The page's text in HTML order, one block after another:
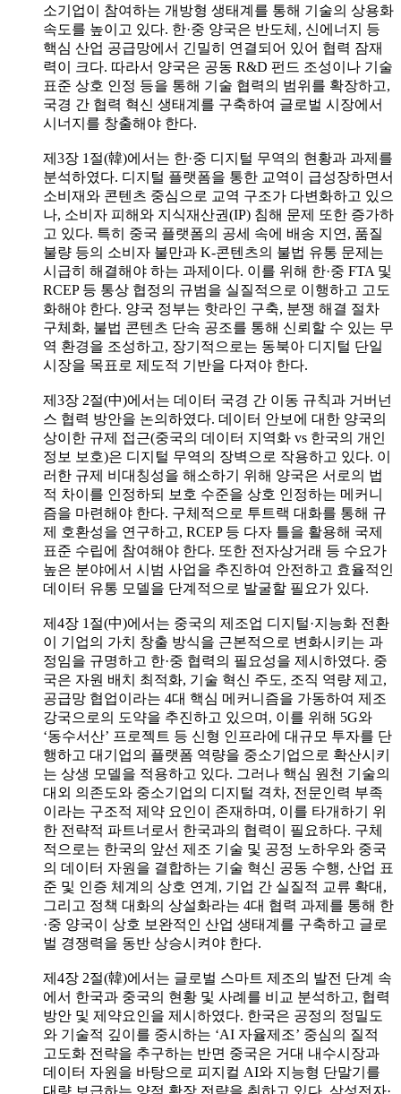
소기업이 참여하는 개방형 생태계를 통해 기술의 상용화
속도를 높이고 있다. 한·중 양국은 반도체, 신에너지 등
핵심 산업 공급망에서 긴밀히 연결되어 있어 협력 잠재
력이 크다. 따라서 양국은 공동 R&D 펀드 조성이나 기술
표준 상호 인정 등을 통해 기술 협력의 범위를 확장하고,
국경 간 협력 혁신 생태계를 구축하여 글로벌 시장에서
시너지를 창출해야 한다.
제3장 1절(韓)에서는 한·중 디지털 무역의 현황과 과제를
분석하였다. 디지털 플랫폼을 통한 교역이 급성장하면서
소비재와 콘텐츠 중심으로 교역 구조가 다변화하고 있으
나, 소비자 피해와 지식재산권(IP) 침해 문제 또한 증가하
고 있다. 특히 중국 플랫폼의 공세 속에 배송 지연, 품질
불량 등의 소비자 불만과 K-콘텐츠의 불법 유통 문제는
시급히 해결해야 하는 과제이다. 이를 위해 한·중 FTA 및
RCEP 등 통상 협정의 규범을 실질적으로 이행하고 고도
화해야 한다. 양국 정부는 핫라인 구축, 분쟁 해결 절차
구체화, 불법 콘텐츠 단속 공조를 통해 신뢰할 수 있는 무
역 환경을 조성하고, 장기적으로는 동북아 디지털 단일
시장을 목표로 제도적 기반을 다져야 한다.
제3장 2절(中)에서는 데이터 국경 간 이동 규칙과 거버넌
스 협력 방안을 논의하였다. 데이터 안보에 대한 양국의
상이한 규제 접근(중국의 데이터 지역화 vs 한국의 개인
정보 보호)은 디지털 무역의 장벽으로 작용하고 있다. 이
러한 규제 비대칭성을 해소하기 위해 양국은 서로의 법
적 차이를 인정하되 보호 수준을 상호 인정하는 메커니
즘을 마련해야 한다. 구체적으로 투트랙 대화를 통해 규
제 호환성을 연구하고, RCEP 등 다자 틀을 활용해 국제
표준 수립에 참여해야 한다. 또한 전자상거래 등 수요가
높은 분야에서 시범 사업을 추진하여 안전하고 효율적인
데이터 유통 모델을 단계적으로 발굴할 필요가 있다.
제4장 1절(中)에서는 중국의 제조업 디지털·지능화 전환
이 기업의 가치 창출 방식을 근본적으로 변화시키는 과
정임을 규명하고 한·중 협력의 필요성을 제시하였다. 중
국은 자원 배치 최적화, 기술 혁신 주도, 조직 역량 제고,
공급망 협업이라는 4대 핵심 메커니즘을 가동하여 제조
강국으로의 도약을 추진하고 있으며, 이를 위해 5G와
‘동수서산’ 프로젝트 등 신형 인프라에 대규모 투자를 단
행하고 대기업의 플랫폼 역량을 중소기업으로 확산시키
는 상생 모델을 적용하고 있다. 그러나 핵심 원천 기술의
대외 의존도와 중소기업의 디지털 격차, 전문인력 부족
이라는 구조적 제약 요인이 존재하며, 이를 타개하기 위
한 전략적 파트너로서 한국과의 협력이 필요하다. 구체
적으로는 한국의 앞선 제조 기술 및 공정 노하우와 중국
의 데이터 자원을 결합하는 기술 혁신 공동 수행, 산업 표
준 및 인증 체계의 상호 연계, 기업 간 실질적 교류 확대,
그리고 정책 대화의 상설화라는 4대 협력 과제를 통해 한
·중 양국이 상호 보완적인 산업 생태계를 구축하고 글로
벌 경쟁력을 동반 상승시켜야 한다.
제4장 2절(韓)에서는 글로벌 스마트 제조의 발전 단계 속
에서 한국과 중국의 현황 및 사례를 비교 분석하고, 협력
방안 및 제약요인을 제시하였다. 한국은 공정의 정밀도
와 기술적 깊이를 중시하는 ‘AI 자율제조’ 중심의 질적
고도화 전략을 추구하는 반면 중국은 거대 내수시장과
데이터 자원을 바탕으로 피지컬 AI와 지능형 단말기를
대량 보급하는 양적 확장 전략을 취하고 있다. 삼성전자·